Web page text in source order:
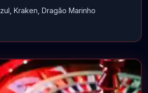
Kraken, Dragão Marinho